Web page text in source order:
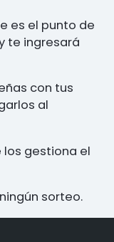
es el punto de
te ingresará
con tus
al
gestiona el
sorteo.